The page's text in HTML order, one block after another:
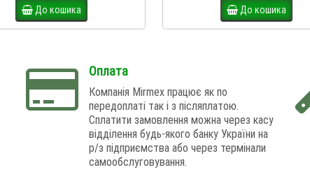
До кошика До кошика
Оплата
Компанія Mirmex працює як по
передоплаті так і з післяплатою.
Сплатити замовлення можна через касу
відділення будь-якого банку України на
р/з підприємства або через термінали
самообслуговування.